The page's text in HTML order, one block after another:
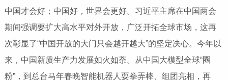
中国才会好；中国好，世界会更好。习近平主席在中国两会
期间强调要扩大高水平对外开放，广泛开拓全球市场，这再
次彰显了“中国开放的大门只会越开越大”的坚定决心。今年以
来，中国新质生产力发展如火如荼。从中国大模型全球“圈
粉”，到总台马年春晚智能机器人耍拳弄棒、组团亮相，再